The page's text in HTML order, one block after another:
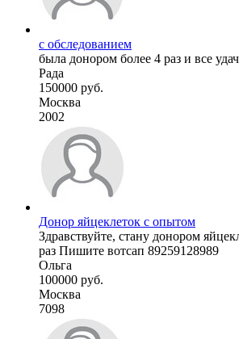
с обследованием
была донором более 4 раз и все
Рада
150000 руб.
Москва
2002
Донор яйцеклеток с опытом
Здравствуйте, стану донором
раз Пишите вотсап 89259128989
Ольга
100000 руб.
Москва
7098